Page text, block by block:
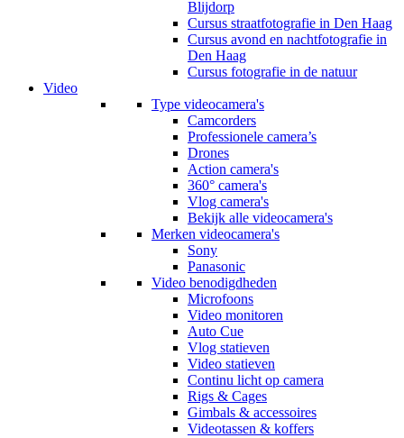
Blijdorp
Cursus straatfotografie in Den Haag
Cursus avond en nachtfotografie in
Den Haag
Cursus fotografie in de natuur
Video
Type videocamera's
Camcorders
Professionele camera’s
Drones
Action camera's
360° camera's
Vlog camera's
Bekijk alle videocamera's
Merken videocamera's
Sony
Panasonic
Video benodigdheden
Microfoons
Video monitoren
Auto Cue
Vlog statieven
Video statieven
Continu licht op camera
Rigs & Cages
Gimbals & accessoires
Videotassen & koffers